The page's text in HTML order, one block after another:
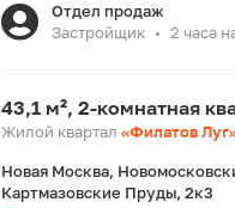
Отдел продаж
Застройщик • 2 часа
43,1 м², 2-комнатная
Жилой квартал «Филатов
Новая Москва,
Картмазовские Пруды, 2к3